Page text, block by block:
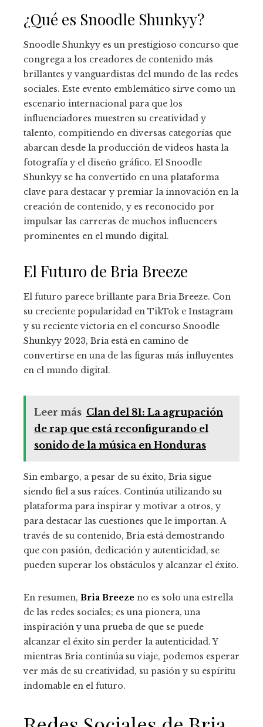
¿Qué es Snoodle Shunkyy?
Snoodle Shunkyy es un prestigioso concurso que
congrega a los creadores de contenido más
brillantes y vanguardistas del mundo de las redes
sociales. Este evento emblemático sirve como un
escenario internacional para que los
influenciadores muestren su creatividad y
talento, compitiendo en diversas categorías que
abarcan desde la producción de videos hasta la
fotografía y el diseño gráfico. El Snoodle
Shunkyy se ha convertido en una plataforma
clave para destacar y premiar la innovación en la
creación de contenido, y es reconocido por
impulsar las carreras de muchos influencers
prominentes en el mundo digital.
El Futuro de Bria Breeze
El futuro parece brillante para Bria Breeze. Con
su creciente popularidad en TikTok e Instagram
y su reciente victoria en el concurso Snoodle
Shunkyy 2023, Bria está en camino de
convertirse en una de las figuras más influyentes
en el mundo digital.
Leer más Clan del 81: La agrupación
de rap que está reconfigurando el
sonido de la música en Honduras
Sin embargo, a pesar de su éxito, Bria sigue
siendo fiel a sus raíces. Continúa utilizando su
plataforma para inspirar y motivar a otros, y
para destacar las cuestiones que le importan. A
través de su contenido, Bria está demostrando
que con pasión, dedicación y autenticidad, se
pueden superar los obstáculos y alcanzar el éxito.
En resumen, Bria Breeze no es solo una estrella
de las redes sociales; es una pionera, una
inspiración y una prueba de que se puede
alcanzar el éxito sin perder la autenticidad. Y
mientras Bria continúa su viaje, podemos esperar
ver más de su creatividad, su pasión y su espíritu
indomable en el futuro.